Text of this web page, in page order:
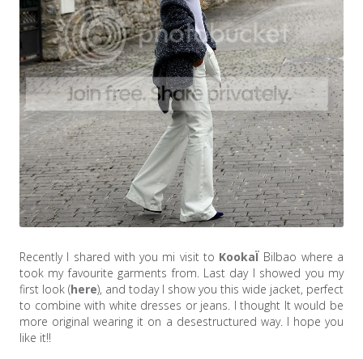
Recently I shared with you mi visit to KookaÏ Bilbao where a
took my favourite garments from. Last day I showed you my
first look (here), and today I show you this wide jacket, perfect
to combine with white dresses or jeans. I thought It would be
more original wearing it on a desestructured way. I hope you
like it!!